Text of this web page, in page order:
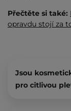
Přečtěte si také:
opravdu stojí za
Jsou
pro citlivou